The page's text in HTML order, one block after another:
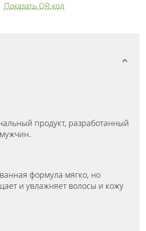
Показать QR-код
продукт, разработанный
формула мягко, но
и увлажняет волосы и кожу